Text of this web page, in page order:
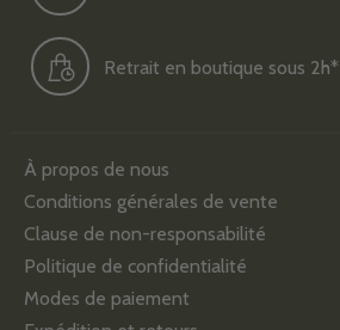
Retrait en boutique sous 2h*
À propos de nous
Conditions générales de vente
Clause de non-responsabilité
Politique de confidentialité
Modes de paiement